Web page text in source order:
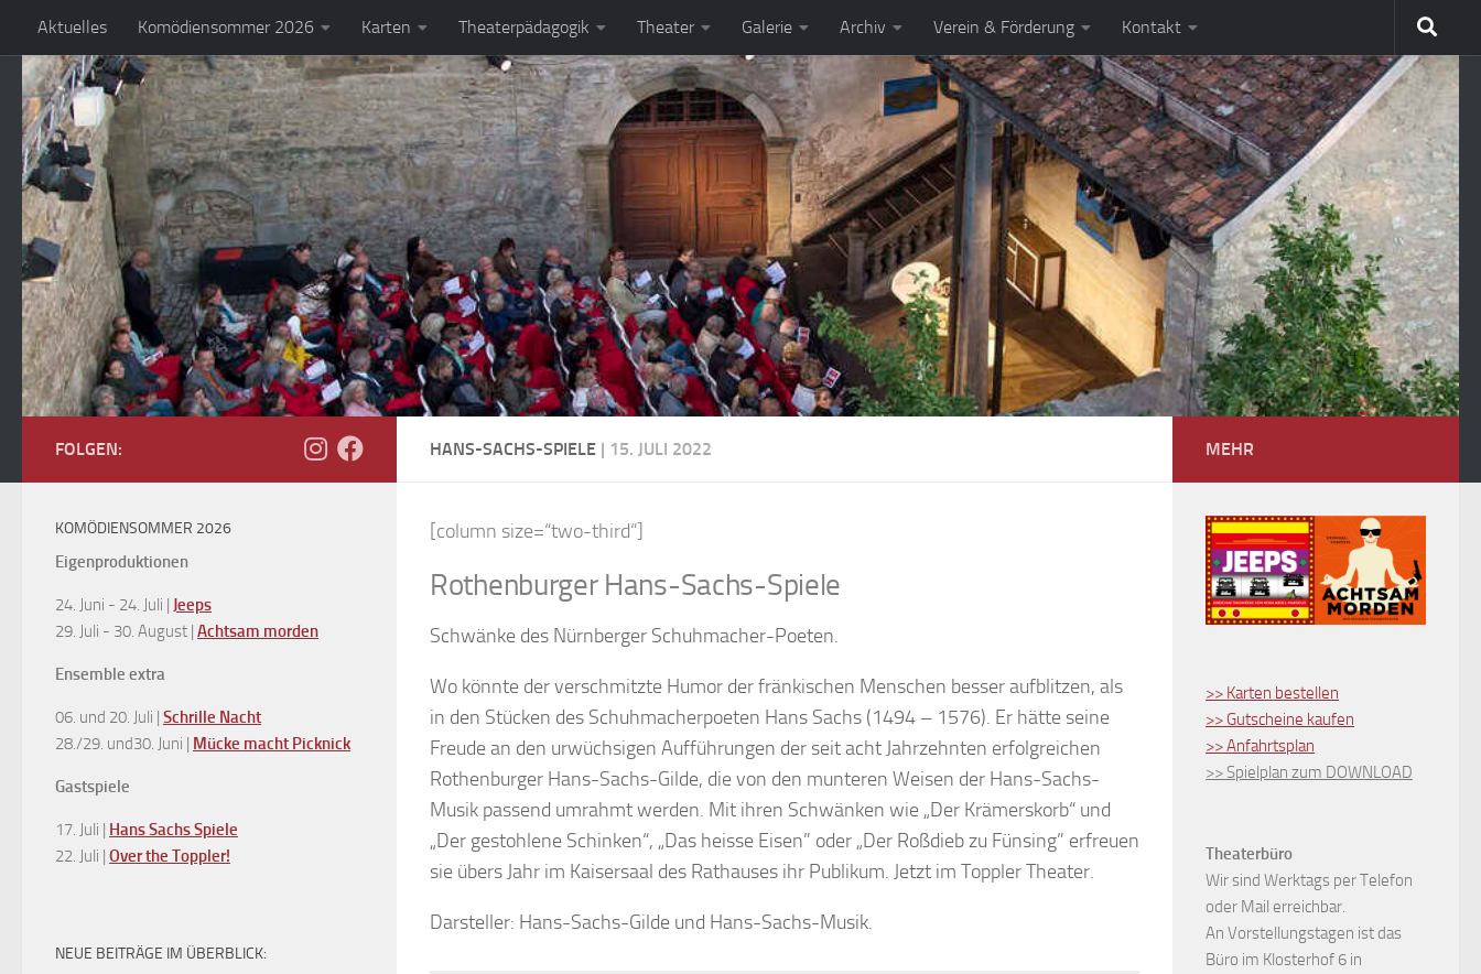
Zum Inhalt springen
Aktuelles Komödiensommer 2026 Karten Theaterpädagogik Theater Galerie Archiv Verein & Förderung Kontakt
HANS-SACHS-SPIELE | 15. JULI 2022
[column size=“two-third“]
Rothenburger Hans-Sachs-Spiele
Schwänke des Nürnberger Schuhmacher-Poeten.
Wo könnte der verschmitzte Humor der fränkischen Menschen besser aufblitzen, als
in den Stücken des Schuhmacherpoeten Hans Sachs (1494 – 1576). Er hätte seine
Freude an den urwüchsigen Aufführungen der seit acht Jahrzehnten erfolgreichen
Rothenburger Hans-Sachs-Gilde, die von den munteren Weisen der Hans-Sachs-
Musik passend umrahmt werden. Mit ihren Schwänken wie „Der Krämerskorb“ und
„Der gestohlene Schinken“, „Das heisse Eisen” oder „Der Roßdieb zu Fünsing” erfreuen
sie übers Jahr im Kaisersaal des Rathauses ihr Publikum. Jetzt im Toppler Theater.
Darsteller: Hans-Sachs-Gilde und Hans-Sachs-Musik.
FOLGEN:
KOMÖDIENSOMMER 2026
Eigenproduktionen
24. Juni - 24. Juli | Jeeps
29. Juli - 30. August | Achtsam morden
Ensemble extra
06. und 20. Juli | Schrille Nacht
28./29. und30. Juni | Mücke macht Picknick
Gastspiele
17. Juli | Hans Sachs Spiele
22. Juli | Over the Toppler!
NEUE BEITRÄGE IM ÜBERBLICK:
MEHR
>> Karten bestellen
>> Gutscheine kaufen
>> Anfahrtsplan
>> Spielplan zum DOWNLOAD
Theaterbüro
Wir sind Werktags per Telefon
oder Mail erreichbar.
An Vorstellungstagen ist das
Büro im Klosterhof 6 in